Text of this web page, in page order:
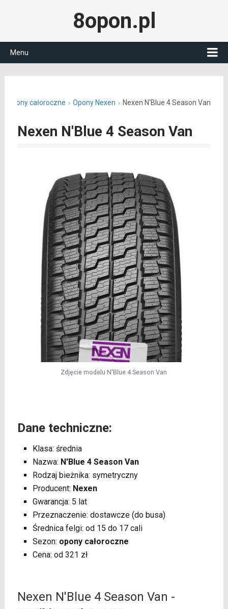
8opon.pl
Menu
Opony całoroczne Opony Nexen Nexen N'Blue 4 Season Van
Nexen N'Blue 4 Season Van
Zdjęcie modelu N'Blue 4 Season Van
Dane techniczne:
Klasa: średnia
Nazwa: N'Blue 4 Season Van
Rodzaj bieżnika: symetryczny
Producent: Nexen
Gwarancja: 5 lat
Przeznaczenie: dostawcze (do busa)
Średnica felgi: od 15 do 17 cali
Sezon: opony całoroczne
Cena: od 321 zł
Nexen N'Blue 4 Season Van -